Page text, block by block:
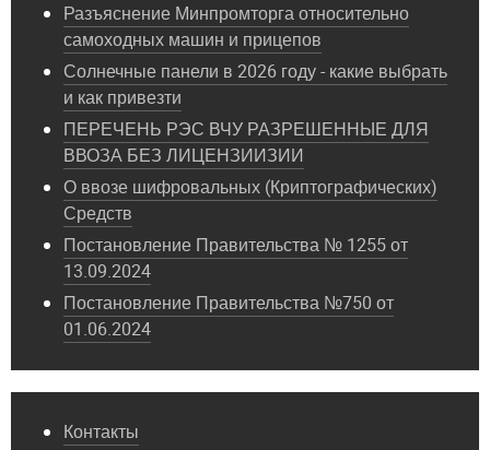
Разъяснение Минпромторга относительно
самоходных машин и прицепов
Солнечные панели в 2026 году - какие выбрать
и как привезти
ПЕРЕЧЕНЬ РЭС ВЧУ РАЗРЕШЕННЫЕ ДЛЯ
ВВОЗА БЕЗ ЛИЦЕНЗИИЗИИ
О ввозе шифровальных (Криптографических)
Средств
Постановление Правительства № 1255 от
13.09.2024
Постановление Правительства №750 от
01.06.2024
Контакты